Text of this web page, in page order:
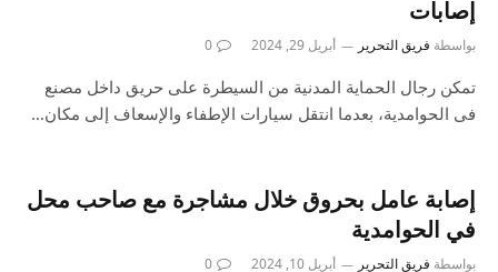
إصابات
بواسطة فريق التحرير أبريل 29, 2024 0
تمكن رجال الحماية المدنية من السيطرة على حريق داخل مصنع
فى الحوامدية، بعدما انتقل سيارات الإطفاء والإسعاف إلى مكان…
إصابة عامل بحروق خلال مشاجرة مع صاحب محل
في الحوامدية
بواسطة فريق التحرير أبريل 10, 2024 0